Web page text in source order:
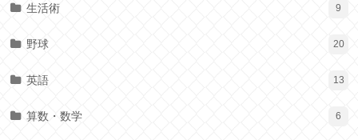
生活術 9
野球 20
英語 13
算数・数学 6